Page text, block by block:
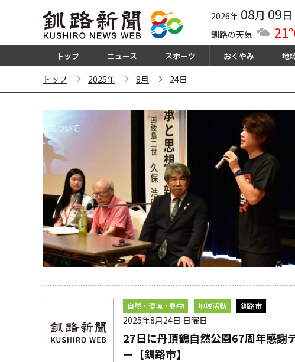
2026年 08月 09日
釧路の天気
トップ ニュース スポーツ おくやみ 地
トップ 2025年 8月 24日
自然・環境・動物 地域活動 釧路市
2025年8月24日 日曜日
27日に丹頂鶴自然公園67周年感謝
ー【釧路市】